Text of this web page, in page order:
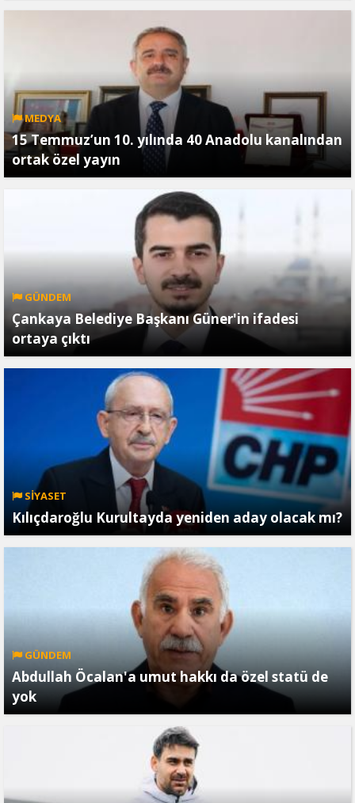
MEDYA
15 Temmuz’un 10. yılında 40 Anadolu kanalından
ortak özel yayın
GÜNDEM
Çankaya Belediye Başkanı Güner'in ifadesi
ortaya çıktı
SİYASET
Kılıçdaroğlu Kurultayda yeniden aday olacak mı?
GÜNDEM
Abdullah Öcalan'a umut hakkı da özel statü de
yok